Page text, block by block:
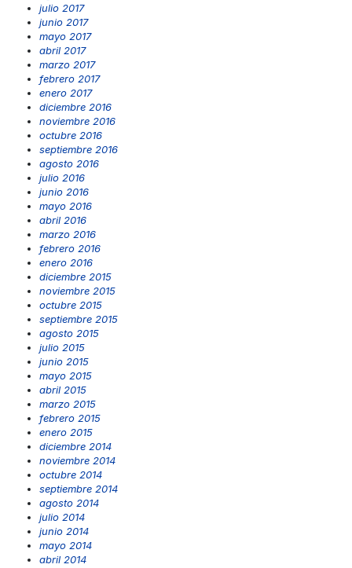
julio 2017
junio 2017
mayo 2017
abril 2017
marzo 2017
febrero 2017
enero 2017
diciembre 2016
noviembre 2016
octubre 2016
septiembre 2016
agosto 2016
julio 2016
junio 2016
mayo 2016
abril 2016
marzo 2016
febrero 2016
enero 2016
diciembre 2015
noviembre 2015
octubre 2015
septiembre 2015
agosto 2015
julio 2015
junio 2015
mayo 2015
abril 2015
marzo 2015
febrero 2015
enero 2015
diciembre 2014
noviembre 2014
octubre 2014
septiembre 2014
agosto 2014
julio 2014
junio 2014
mayo 2014
abril 2014